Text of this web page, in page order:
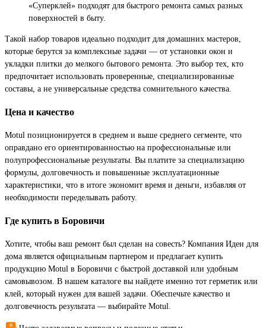
«Суперклей» подходят для быстрого ремонта самых разных
поверхностей в быту.
Такой набор товаров идеально подходит для домашних мастеров,
которые берутся за комплексные задачи — от установки окон и
укладки плитки до мелкого бытового ремонта. Это выбор тех, кто
предпочитает использовать проверенные, специализированные
составы, а не универсальные средства сомнительного качества.
Цена и качество
Motul позиционируется в среднем и выше среднего сегменте, что
оправдано его ориентированностью на профессиональные или
полупрофессиональные результаты. Вы платите за специализацию
формулы, долговечность и повышенные эксплуатационные
характеристики, что в итоге экономит время и деньги, избавляя от
необходимости переделывать работу.
Где купить в Боровичи
Хотите, чтобы ваш ремонт был сделан на совесть? Компания Идеи для
дома является официальным партнером и предлагает купить
продукцию Motul в Боровичи с быстрой доставкой или удобным
самовывозом. В нашем каталоге вы найдете именно тот герметик или
клей, который нужен для вашей задачи. Обеспечьте качество и
долговечность результата — выбирайте Motul.